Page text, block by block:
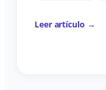
Leer artículo →